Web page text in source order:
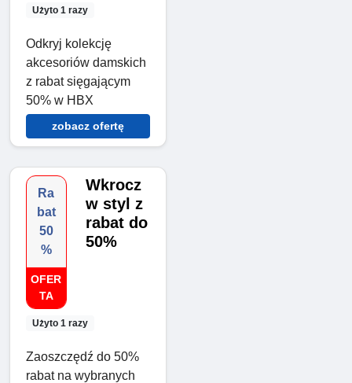
Użyto 1 razy
Odkryj kolekcję
akcesoriów damskich
z rabat sięgającym
50% w HBX
zobacz ofertę
Ra
bat
50
%
OFER
TA
Użyto 1 razy
Wkrocz
w styl z
rabat do
50%
Zaoszczędź do 50%
rabat na wybranych